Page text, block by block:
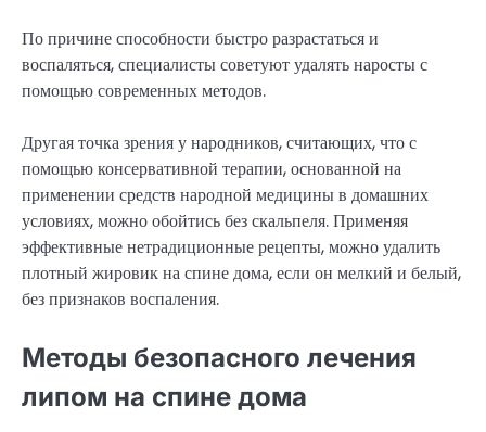
По причине способности быстро разрастаться и
воспаляться, специалисты советуют удалять наросты с
помощью современных методов.
Другая точка зрения у народников, считающих, что с
помощью консервативной терапии, основанной на
применении средств народной медицины в домашних
условиях, можно обойтись без скальпеля. Применяя
эффективные нетрадиционные рецепты, можно удалить
плотный жировик на спине дома, если он мелкий и белый,
без признаков воспаления.
Методы безопасного лечения
липом на спине дома